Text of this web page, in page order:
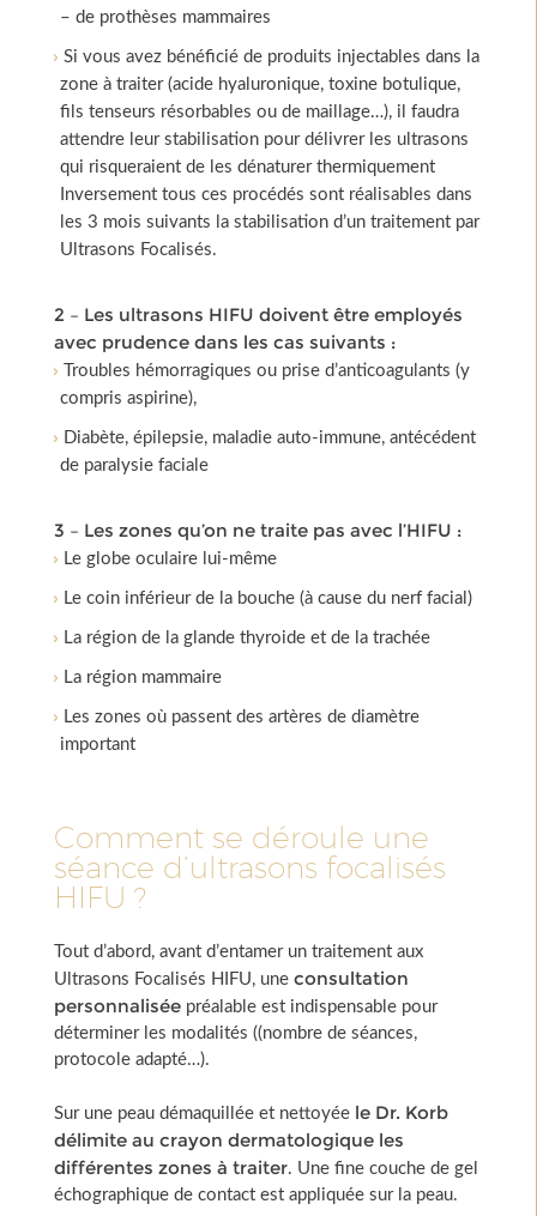
– de prothèses mammaires
Si vous avez bénéficié de produits injectables dans la
zone à traiter (acide hyaluronique, toxine botulique,
fils tenseurs résorbables ou de maillage…), il faudra
attendre leur stabilisation pour délivrer les ultrasons
qui risqueraient de les dénaturer thermiquement
Inversement tous ces procédés sont réalisables dans
les 3 mois suivants la stabilisation d’un traitement par
Ultrasons Focalisés.
2 – Les ultrasons HIFU doivent être employés
avec prudence dans les cas suivants :
Troubles hémorragiques ou prise d’anticoagulants (y
compris aspirine),
Diabète, épilepsie, maladie auto-immune, antécédent
de paralysie faciale
3 – Les zones qu’on ne traite pas avec l’HIFU :
Le globe oculaire lui-même
Le coin inférieur de la bouche (à cause du nerf facial)
La région de la glande thyroide et de la trachée
La région mammaire
Les zones où passent des artères de diamètre
important
Comment se déroule une
séance d’ultrasons focalisés
HIFU ?
Tout d’abord, avant d’entamer un traitement aux
Ultrasons Focalisés HIFU, une consultation
personnaliséepréalable est indispensable pour
déterminer les modalités ((nombre de séances,
protocole adapté…).
Sur une peau démaquillée et nettoyée le Dr. Korb
délimite au crayon dermatologique les
différentes zones à traiter. Une fine couche de gel
échographique de contact est appliquée sur la peau.